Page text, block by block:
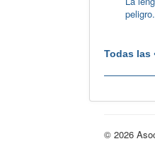
peligro.
Todas las
© 2026